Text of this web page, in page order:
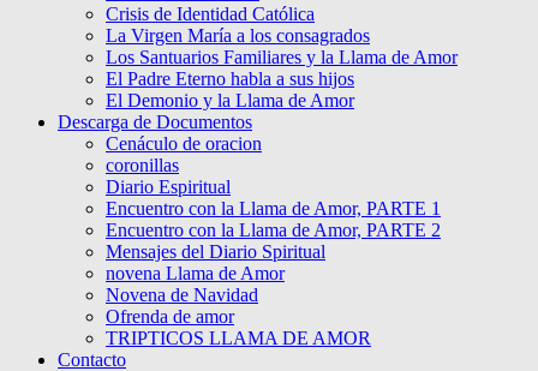
Crisis de Identidad Católica
La Virgen María a los consagrados
Los Santuarios Familiares y la Llama de Amor
El Padre Eterno habla a sus hijos
El Demonio y la Llama de Amor
Descarga de Documentos
Cenáculo de oracion
coronillas
Diario Espiritual
Encuentro con la Llama de Amor, PARTE 1
Encuentro con la Llama de Amor, PARTE 2
Mensajes del Diario Spiritual
novena Llama de Amor
Novena de Navidad
Ofrenda de amor
TRIPTICOS LLAMA DE AMOR
Contacto